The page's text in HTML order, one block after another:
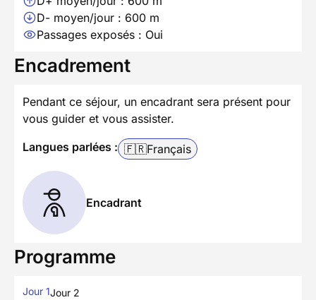
D- moyen/jour : 600 m
Passages exposés : Oui
Encadrement
Pendant ce séjour, un encadrant sera présent pour
vous guider et vous assister.
Langues parlées : 🇫🇷Français
Encadrant
Programme
Jour 1Jour 2